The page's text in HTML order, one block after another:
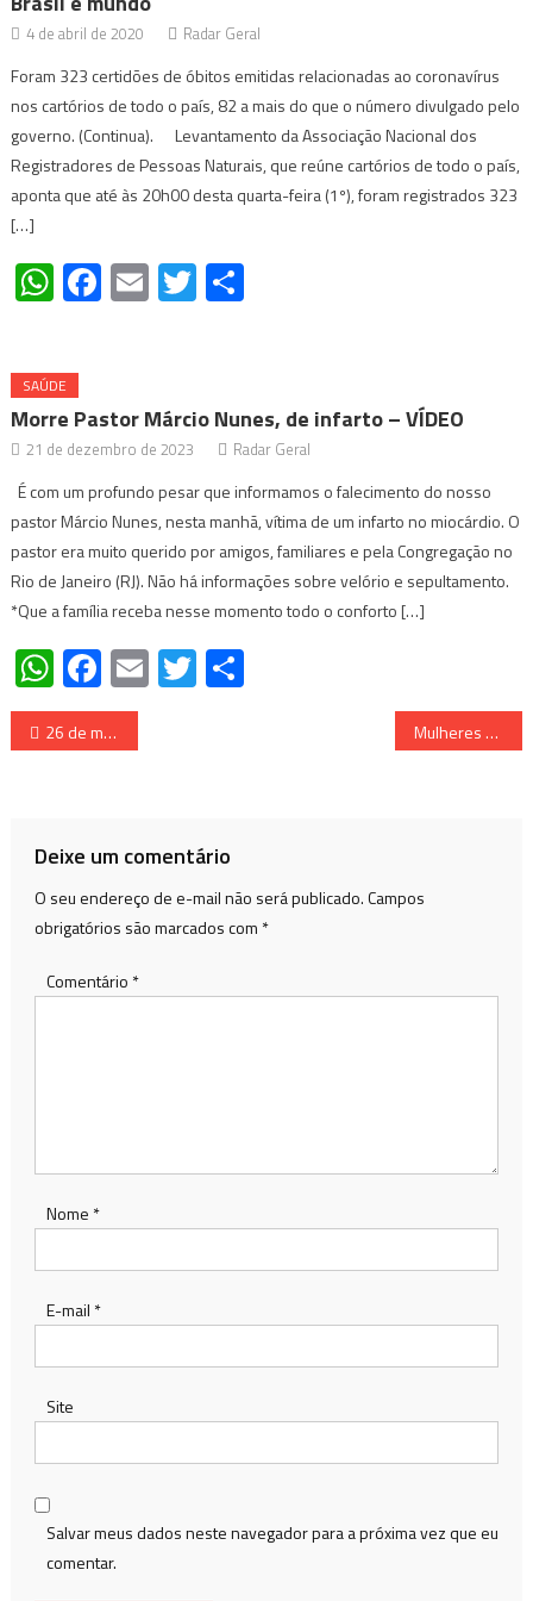
4 de abril de 2020 Radar Geral
Foram 323 certidões de óbitos emitidas relacionadas ao coronavírus
nos cartórios de todo o país, 82 a mais do que o número divulgado pelo
governo. (Continua). Levantamento da Associação Nacional dos
Registradores de Pessoas Naturais, que reúne cartórios de todo o país,
aponta que até às 20h00 desta quarta-feira (1º), foram registrados 323
[…]
WhatsApp
Facebook
EmailTwitter
SAÚDE
Morre Pastor Márcio Nunes, de infarto – VÍDEO
21 de dezembro de 2023 Radar Geral
É com um profundo pesar que informamos o falecimento do nosso
pastor Márcio Nunes, nesta manhã, vítima de um infarto no miocárdio. O
pastor era muito querido por amigos, familiares e pela Congregação no
Rio de Janeiro (RJ). Não há informações sobre velório e sepultamento.
*Que a família receba nesse momento todo o conforto […]
WhatsApp
Facebook
EmailTwitter
Navegação
26 de maio: Dia Internacional do Combate ao Glaucoma, a maior causa de cegueira irreversível no mundo Mulheres Empreendedoras: Linhares estimula empreendedorismo feminino com curso gratuito
Deixe um comentário
O seu endereço de e-mail não será publicado.Campos
obrigatórios são marcados com *
Comentário *
Nome *
E-mail *
Site
Salvar meus dados neste navegador para a próxima vez que eu
comentar.